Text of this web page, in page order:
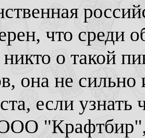
что среди
о такой
она не сильно
если узнать